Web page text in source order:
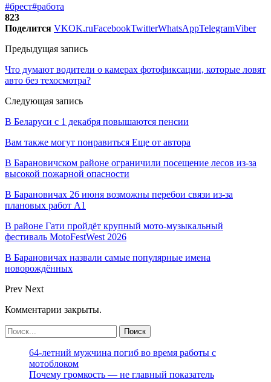
#брест#работа
823
Поделится VKOK.ruFacebookTwitterWhatsAppTelegramViber
Предыдущая запись
Что думают водители о камерах фотофиксации, которые ловят
авто без техосмотра?
Следующая запись
В Беларуси с 1 декабря повышаются пенсии
Вам также могут понравиться Еще от автора
В Барановичском районе ограничили посещение лесов из-за
высокой пожарной опасности
В Барановичах 26 июня возможны перебои связи из-за
плановых работ A1
В районе Гати пройдёт крупный мото-музыкальный
фестиваль MotoFestWest 2026
В Барановичах назвали самые популярные имена
новорождённых
Prev Next
Комментарии закрыты.
64-летний мужчина погиб во время работы с
мотоблоком
Почему громкость — не главный показатель